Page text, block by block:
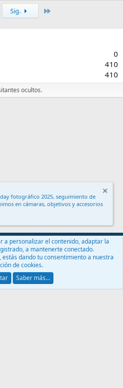
Sig.
0
410
410
ocultos.
Política de privacidad
Ayuda
© 2010-2024 XenForo Ltd.
fotográfico 2025, seguimiento de
en cámaras, objetivos y accesorios
a personalizar el contenido, adaptar la
a mantenerte conectado.
dando tu consentimiento a nuestra
de cookies.
Saber más…